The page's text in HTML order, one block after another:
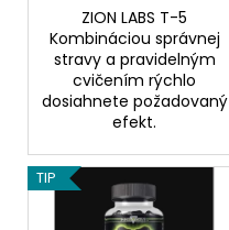
ZION LABS T-5
Kombináciou správnej
stravy a pravidelným
cvičením rýchlo
dosiahnete požadovaný
efekt.
TIP
IBUTAMOREN
MK-
677
KAPSÚL
Kč
Původně:
2